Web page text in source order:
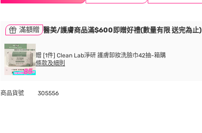
滿額贈 醫美/護膚商品滿$600即贈好禮(數量有限 送完為止)
贈 [1件] Clean Lab淨研 護膚卸妝洗臉巾42抽-箱購
條款及細則
商品貨號 305556